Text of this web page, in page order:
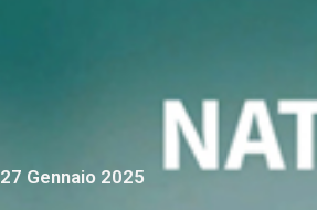
27 Gennaio 2025